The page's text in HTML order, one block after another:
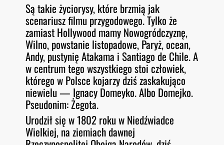
Są takie życiorysy, które brzmią jak
scenariusz filmu przygodowego. Tylko że
zamiast Hollywood mamy Nowogródczyznę,
Wilno, powstanie listopadowe, Paryż, ocean,
Andy, pustynię Atakama i Santiago de Chile. A
w centrum tego wszystkiego stoi człowiek,
którego w Polsce kojarzy dziś zaskakująco
niewielu — Ignacy Domeyko. Albo Domejko.
Pseudonim: Żegota.
Urodził się w 1802 roku w Niedźwiadce
Wielkiej, na ziemiach dawnej